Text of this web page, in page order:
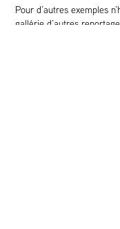
Pour d’autres exemples
gallérie d’autres